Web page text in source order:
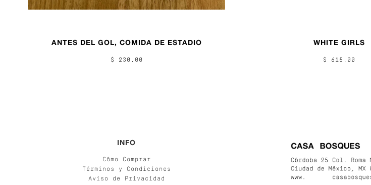
ANTES DEL GOL, COMIDA DE ESTADIO
$ 230.00
WHITE GIRLS
$ 615.00
INFO
Cómo Comprar
Términos y Condiciones
Aviso de Privacidad